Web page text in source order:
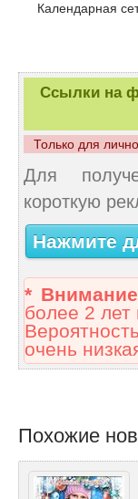
Календарная
Ссылки на
Только для
Для
короткую
Нажмите
*
более 2 лет
очень
Похожие